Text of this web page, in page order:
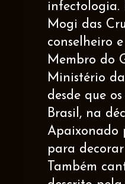
infectologia.
Mogi das
conselheiro
Membro do
Ministério
desde que
Brasil, na
Apaixonado
para
Também